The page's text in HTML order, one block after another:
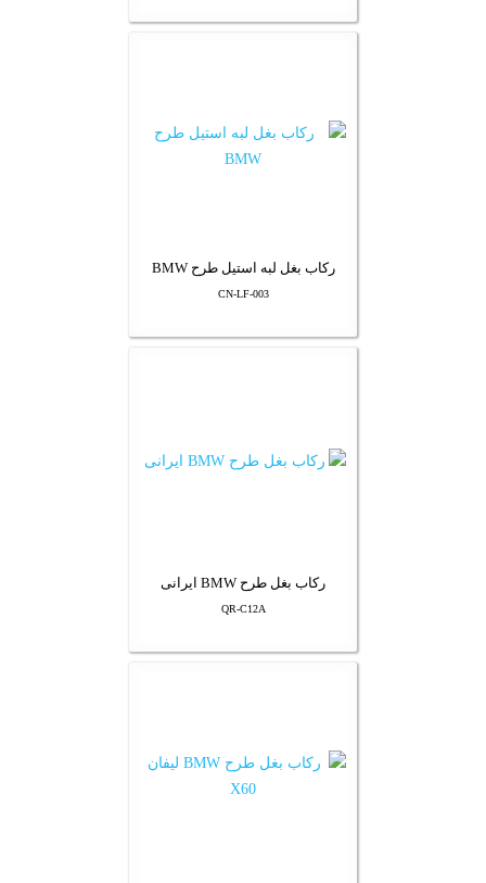
رکاب بغل لبه استیل طرح BMW
CN-LF-003
رکاب بغل طرح BMW ایرانی
QR-C12A